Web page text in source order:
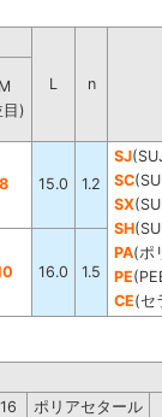
L n
M
目)
8 15.0 1.2
SJ
SC
SX
SH
PA(ポ
PE
CE(セ
16.0 1.5
ポリアセタール